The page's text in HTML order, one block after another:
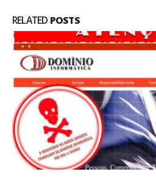
RELATED POSTS